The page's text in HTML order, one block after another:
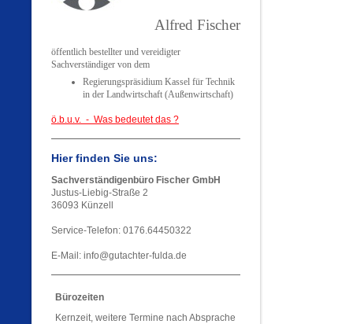
Alfred Fischer
öffentlich bestellter und vereidigter
Sachverständiger von dem
Regierungspräsidium Kassel für Technik
in der Landwirtschaft (Außenwirtschaft)
ö.b.u.v. - Was bedeutet das ?
Hier finden Sie uns:
Sachverständigenbüro Fischer GmbH
Justus-Liebig-Straße 2
36093 Künzell
Service-Telefon: 0176.64450322
E-Mail: info@gutachter-fulda.de
Bürozeiten
Kernzeit, weitere Termine nach Absprache